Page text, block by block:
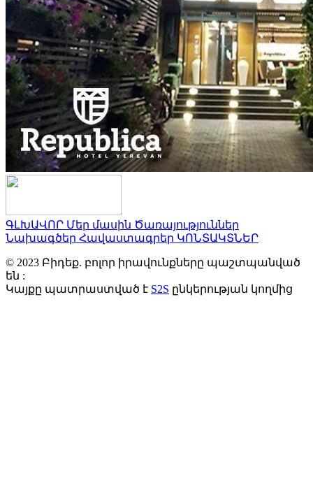
ԳԼԽԱՎՈՐ Մեր մասին Ծառայություններ
Նախագծեր Հավաստագրեր ԿՈՆՏԱԿՏՆԵՐ
© 2023 Բիդեք. բոլոր իրավունքները պաշտպանված
են :
Կայքը պատրաստված է S2S ընկերության կողմից